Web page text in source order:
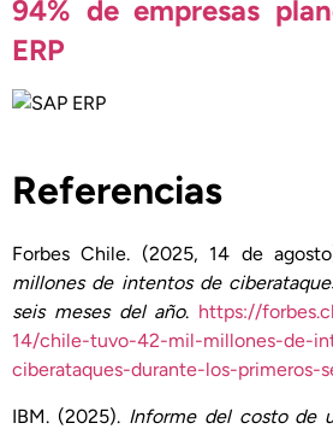
94% de empresas
ERP
Referencias
Forbes Chile. (2025, 14 de
millones de intentos de
seis meses del año. https://
14/chile-tuvo-42-mil-millones-de-
ciberataques-durante-los-primeros-
IBM. (2025). Informe del costo de